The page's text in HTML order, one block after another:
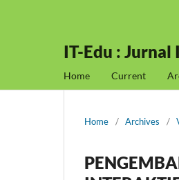
IT-Edu :
Home Current
Home / Archives /